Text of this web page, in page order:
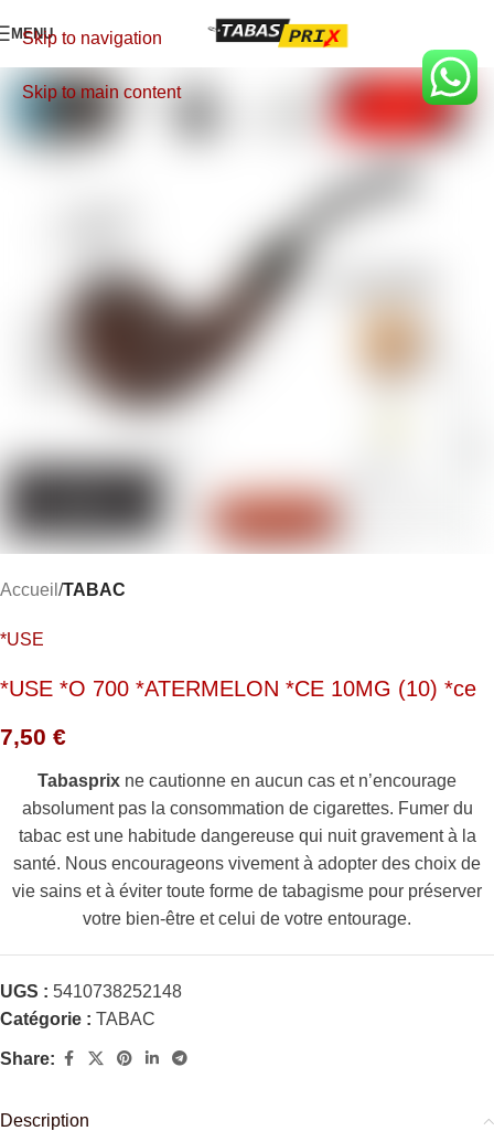
Skip to navigation
Skip to main content
MENU
Accueil TABAC
*USE
*USE *O 700 *ATERMELON *CE 10MG (10) *ce
7,50 €
Tabasprix ne cautionne en aucun cas et n’encourage
absolument pas la consommation de cigarettes. Fumer du
tabac est une habitude dangereuse qui nuit gravement à la
santé. Nous encourageons vivement à adopter des choix de
vie sains et à éviter toute forme de tabagisme pour préserver
votre bien-être et celui de votre entourage.
UGS : 5410738252148
Catégorie : TABAC
Share:
Description